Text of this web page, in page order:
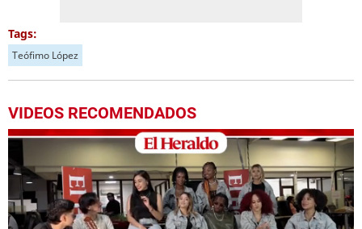
Tags:
Teófimo López
VIDEOS RECOMENDADOS